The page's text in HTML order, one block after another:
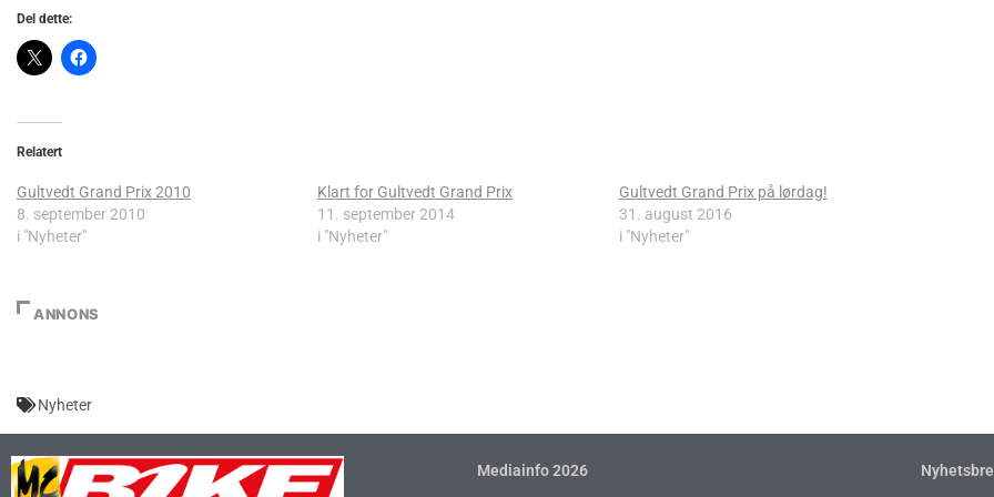
Del dette:
Relatert
Gultvedt Grand Prix 2010
8. september 2010
i "Nyheter"
Klart for Gultvedt Grand Prix
11. september 2014
i "Nyheter"
Gultvedt Grand Prix på lørdag!
31. august 2016
i "Nyheter"
ANNONS
Nyheter
Mediainfo 2026